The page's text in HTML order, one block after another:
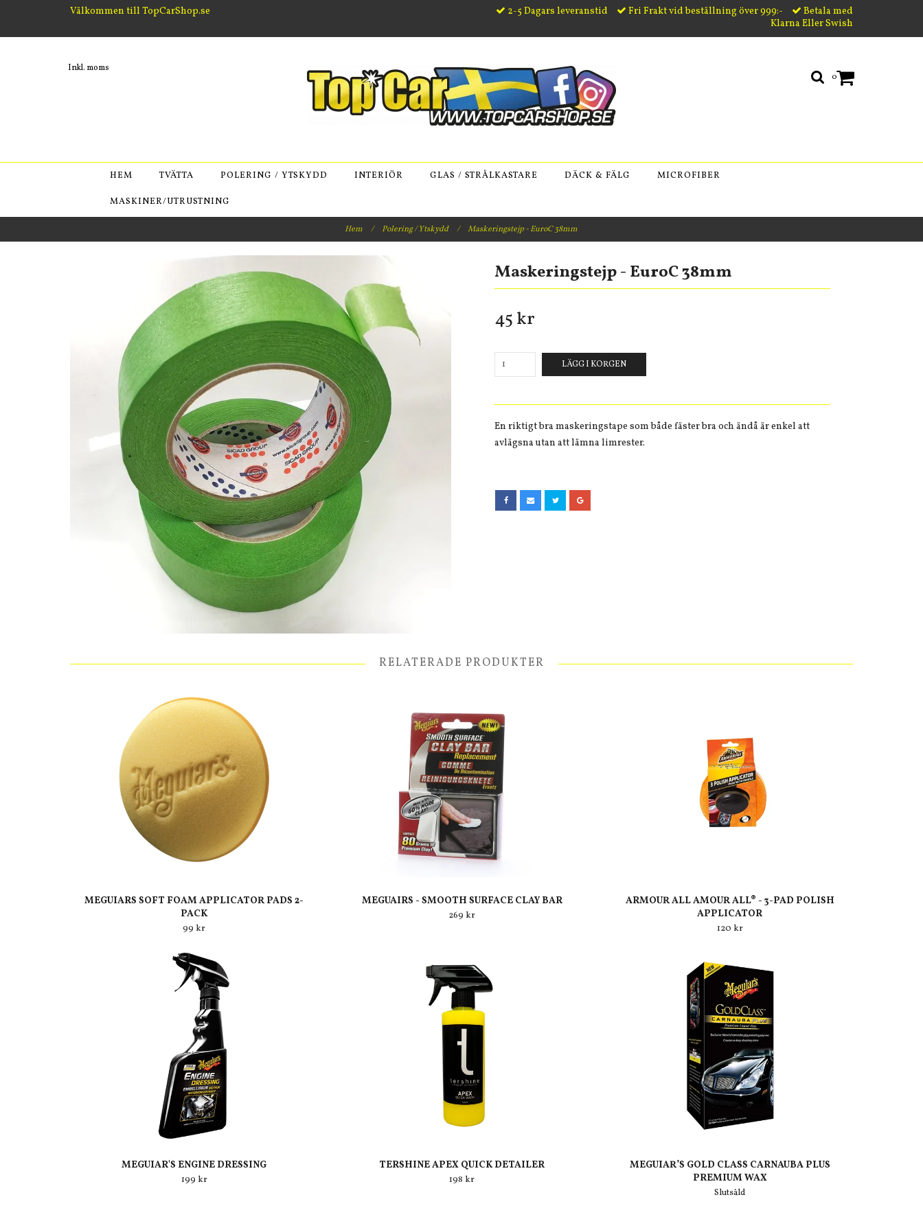
Välkommen till TopCarShop.se 2-5 Dagars leveranstid Fri Frakt vid beställning över 999:-
Betala med
Klarna Eller Swish
0
Inkl. moms
HEM TVÄTTA POLERING / YTSKYDD INTERIÖR GLAS / STRÅLKASTARE DÄCK & FÄLG MICROFIBER
MASKINER/UTRUSTNING
Hem / Polering / Ytskydd / Maskeringstejp - EuroC 38mm
Maskeringstejp - EuroC 38mm
45 kr
LÄGG I KORGEN
En riktigt bra maskeringstape som både fäster bra och ändå är enkel att
avlägsna utan att lämna limrester.
RELATERADE PRODUKTER
MEGUIARS SOFT FOAM APPLICATOR PADS 2-
PACK
99 kr
MEGUAIRS - SMOOTH SURFACE CLAY BAR
269 kr
ARMOUR ALL AMOUR ALL® - 3-PAD POLISH
APPLICATOR
120 kr
MEGUIAR'S ENGINE DRESSING
199 kr
TERSHINE APEX QUICK DETAILER
198 kr
MEGUIAR’S GOLD CLASS CARNAUBA PLUS
PREMIUM WAX
Slutsåld